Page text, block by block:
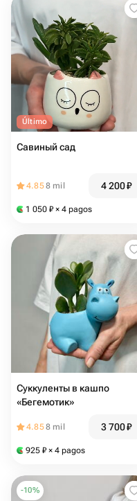
Último
Савиный сад
4.858 mil 4 200₽
1 050 ₽ × 4 pagos
Суккуленты в кашпо
«Бегемотик»
4.858 mil 3 700₽
925 ₽ × 4 pagos
-10%